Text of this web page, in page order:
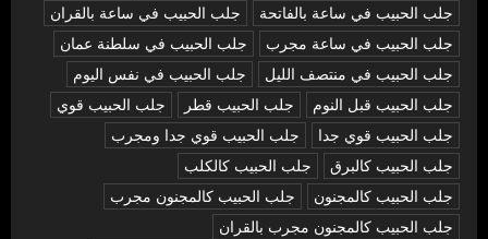
جلب الحبيب في ساعة بالفاتحة
جلب الحبيب في ساعة بالقران
جلب الحبيب في ساعة مجرب
جلب الحبيب في سلطنة عمان
جلب الحبيب في منتصف الليل
جلب الحبيب في نفس اليوم
جلب الحبيب قبل النوم
جلب الحبيب قطر
جلب الحبيب قوي
جلب الحبيب قوي جدا
جلب الحبيب قوي جدا ومجرب
جلب الحبيب كالبرق
جلب الحبيب كالكلب
جلب الحبيب كالمجنون
جلب الحبيب كالمجنون مجرب
جلب الحبيب كالمجنون مجرب بالقران